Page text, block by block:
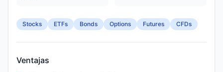
Stocks ETFs Bonds Options Futures CFDs
Ventajas